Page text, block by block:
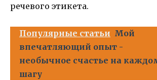
речевого этикета.
Популярные статьи Мой
впечатляющий опыт -
необычное счастье на
шагу